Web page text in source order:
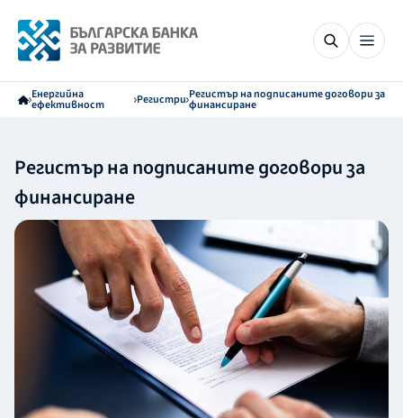
Енергийна
ефективност Регистри Регистър на подписаните договори за
финансиране
Регистър на подписаните договори за
финансиране